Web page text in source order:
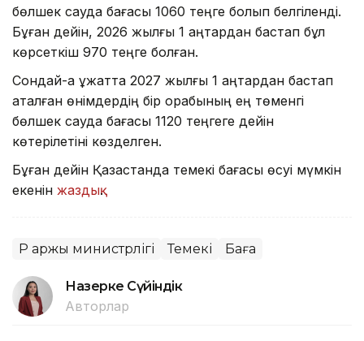
бөлшек сауда бағасы 1060 теңге болып белгіленді.
Бұған дейін, 2026 жылғы 1 қаңтардан бастап бұл
көрсеткіш 970 теңге болған.
Сондай-ақ құжатта 2027 жылғы 1 қаңтардан бастап
аталған өнімдердің бір қорабының ең төменгі
бөлшек сауда бағасы 1120 теңгеге дейін
көтерілетіні көзделген.
Бұған дейін Қазақстанда темекі бағасы өсуі мүмкін
екенін жаздық.
ҚР Қаржы министрлігі Темекі Баға
Назерке Сүйіндік
Авторлар